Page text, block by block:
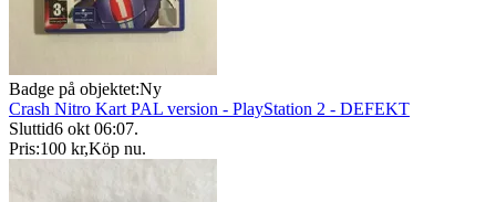
Badge på objektet:Ny
Crash Nitro Kart PAL version - PlayStation 2 - DEFEKT
Sluttid6 okt 06:07.
Pris:100 kr,Köp nu.